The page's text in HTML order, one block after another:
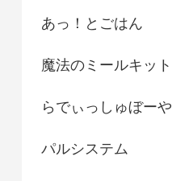
あっ！とごはん
魔法のミールキット
らでぃっしゅぼーや
パルシステム